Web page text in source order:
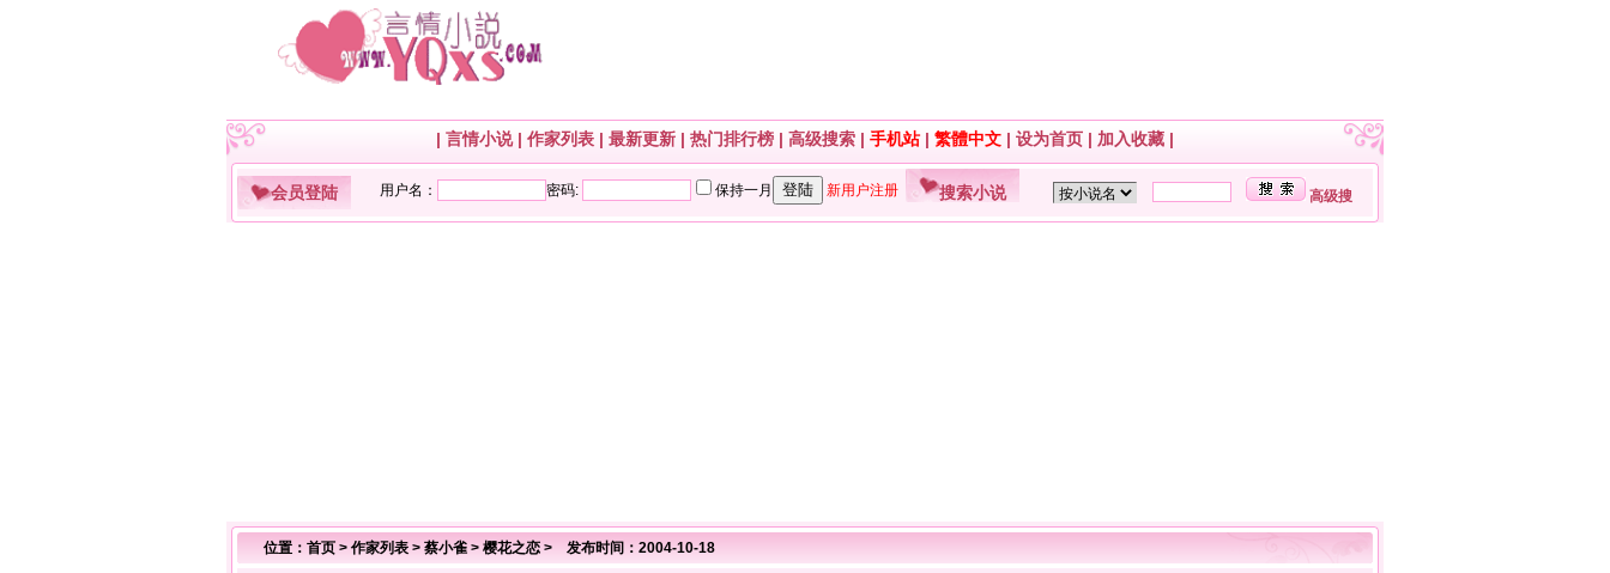
| 言情小说| 作家列表 | 最新更新 | 热门排行榜 | 高级搜索 | 手机站| 繁體中文 | 设为首页 | 加入收藏 |
会员登陆 搜索小说 高级搜
位置： 首页 > 作家列表 > 蔡小雀 > 樱花之恋 > 发布时间：2004-10-18